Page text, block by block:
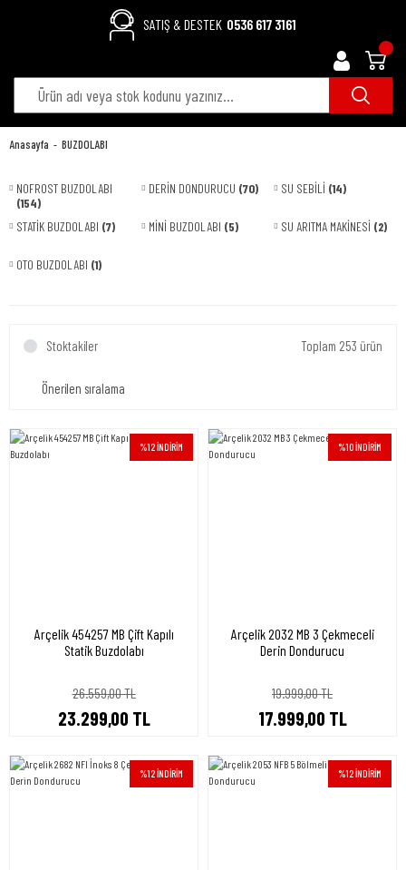
SATIŞ & DESTEK 0536 617 3161
Anasayfa BUZDOLABI
NOFROST BUZDOLABI
(154)
DERİN DONDURUCU (70) SU SEBİLİ (14)
STATİK BUZDOLABI (7) MİNİ BUZDOLABI (5) SU ARITMA MAKİNESİ (2)
OTO BUZDOLABI (1)
Stoktakiler Toplam 253 ürün
%12 İNDİRİM
Arçelik 454257 MB Çift Kapılı
Statik Buzdolabı
26.559,00 TL
23.299,00 TL
%10 İNDİRİM
Arçelik 2032 MB 3 Çekmeceli
Derin Dondurucu
19.999,00 TL
17.999,00 TL
%12 İNDİRİM %12 İNDİRİM